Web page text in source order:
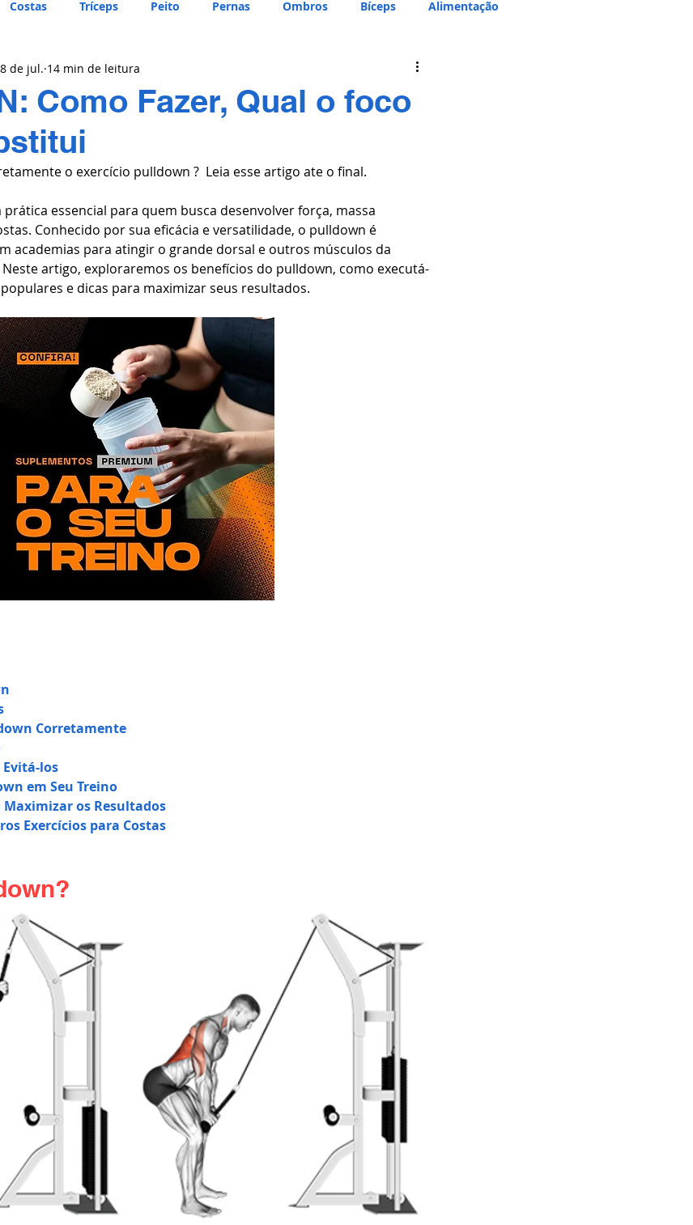
Costas Tríceps Peito Pernas Ombros Bíceps Alimentação
Como Fazer, Qual o foco
8 de jul. 14 min de leitura
o exercício pulldown ?  Leia esse artigo ate o final.
essencial para quem busca desenvolver força, massa
Conhecido por sua eficácia e versatilidade, o pulldown é
academias para atingir o grande dorsal e outros músculos da
artigo, exploraremos os benefícios do pulldown, como executá-
e dicas para maximizar seus resultados.
Corretamente
Evitá-los
em Seu Treino
Maximizar os Resultados
Exercícios para Costas